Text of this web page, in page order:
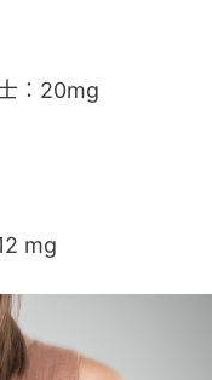
：20mg
mg